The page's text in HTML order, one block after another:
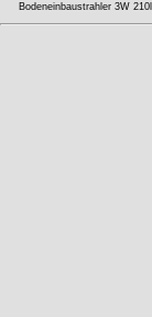
Bodeneinbaustrahler 3W